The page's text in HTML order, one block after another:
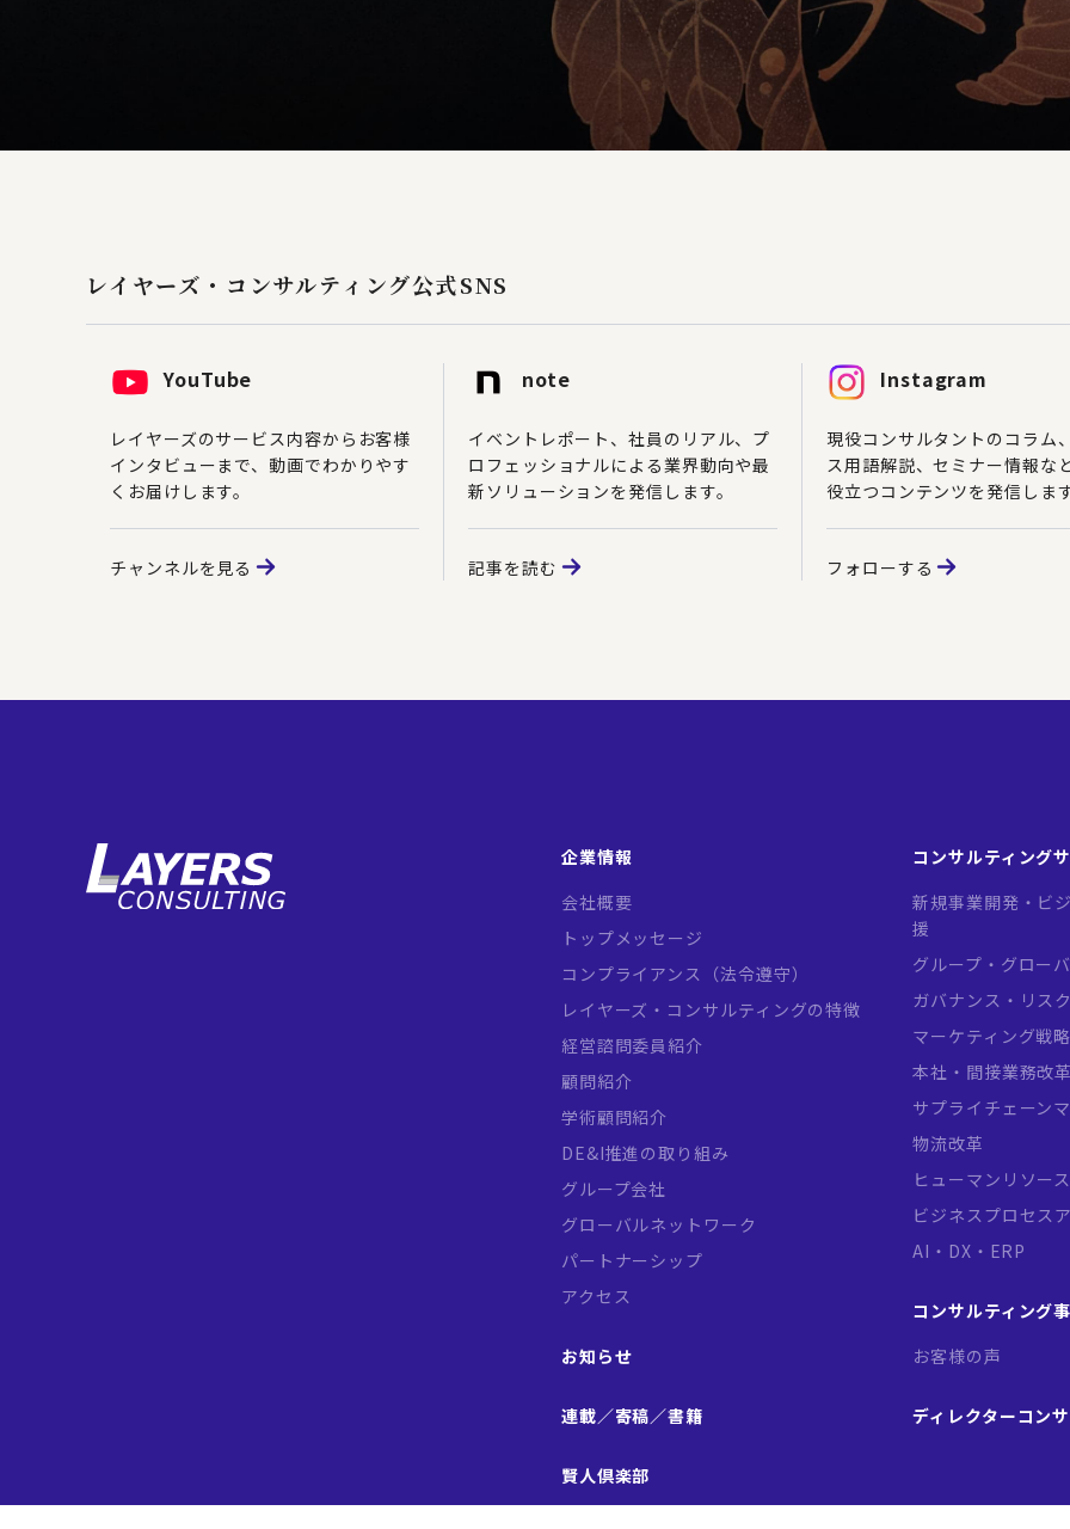
レイヤーズ・コンサルティング公式SNS
YouTube
レイヤーズのサービス内容からお客様
インタビューまで、動画でわかりやす
くお届けします。
チャンネルを見る
note
イベントレポート、社員のリアル、プ
ロフェッショナルによる業界動向や最
新ソリューションを発信します。
記事を読む
Instagram
現役コンサルタントのコラム
ス用語解説、セミナー情報な
役立つコンテンツを発信しま
フォローする
企業情報
会社概要
トップメッセージ
コンプライアンス（法令遵守）
レイヤーズ・コンサルティングの特徴
経営諮問委員紹介
顧問紹介
学術顧問紹介
DE&I推進の取り組み
グループ会社
グローバルネットワーク
パートナーシップ
アクセス
お知らせ
連載／寄稿／書籍
賢人倶楽部
コンサルティング
新規事業開発・ビ
援
グループ・グロー
ガバナンス・リス
マーケティング戦
本社・間接業務改
サプライチェーン
物流改革
ヒューマンリソー
ビジネスプロセス
AI・DX・ERP
コンサルティング
お客様の声
ディレクターコン